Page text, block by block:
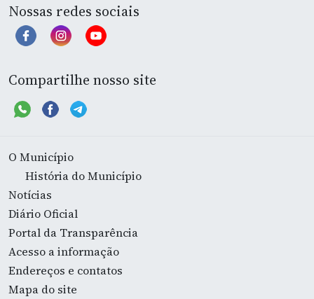
Nossas redes sociais
Compartilhe nosso site
O Município
História do Município
Notícias
Diário Oficial
Portal da Transparência
Acesso a informação
Endereços e contatos
Mapa do site